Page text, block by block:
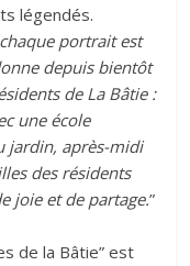
légendés.
chaque portrait est
depuis bientôt
de La Bâtie :
une école
jardin, après-midi
des résidents
joie et de partage.”
de la Bâtie” est